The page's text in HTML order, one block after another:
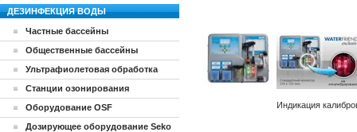
Индикация
ДЕЗИНФЕКЦИЯ ВОДЫ
Частные бассейны
Общественные бассейны
Ультрафиолетовая обработка
Станции озонирования
Оборудование OSF
Дозирующее оборудование Seko